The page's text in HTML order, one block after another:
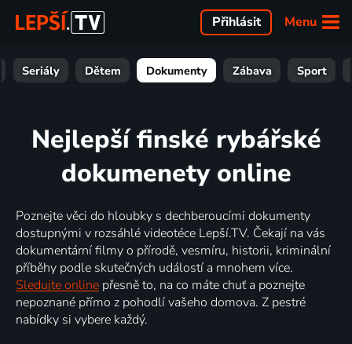
Menu
Přihlásit
Seriály Dětem Dokumenty Zábava Sport
Nejlepší finské rybářské
dokumenety online
Poznejte věci do hloubky s dechberoucími dokumenty
dostupnými v rozsáhlé videotéce Lepší.TV. Čekají na vás
dokumentární filmy o přírodě, vesmíru, historii, kriminální
příběhy podle skutečných událostí a mnohem více.
Sledujte online přesně to, na co máte chuť a poznejte
nepoznané přímo z pohodlí vašeho domova. Z pestré
nabídky si vybere každý.